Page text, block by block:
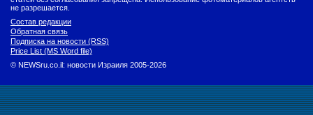
не разрешается.
Состав редакции
Обратная связь
Подписка на новости (RSS)
Price List (MS Word file)
© NEWSru.co.il: новости Израиля 2005-2026